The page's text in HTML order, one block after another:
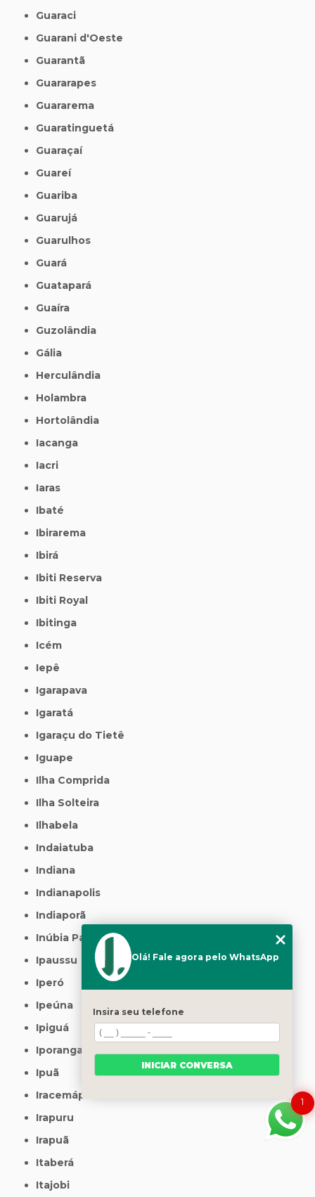
Guaraci
Guarani d'Oeste
Guarantã
Guararapes
Guararema
Guaratinguetá
Guaraçaí
Guareí
Guariba
Guarujá
Guarulhos
Guará
Guatapará
Guaíra
Guzolândia
Gália
Herculândia
Holambra
Hortolândia
Iacanga
Iacri
Iaras
Ibaté
Ibirarema
Ibirá
Ibiti Reserva
Ibiti Royal
Ibitinga
Icém
Iepê
Igarapava
Igaratá
Igaraçu do Tietê
Iguape
Ilha Comprida
Ilha Solteira
Ilhabela
Indaiatuba
Indiana
Indianapolis
Indiaporã
Inúbia Paulista
Ipaussu
Iperó
Ipeúna
Ipiguá
Iporanga
Ipuã
Iracemápolis
Irapuru
Irapuã
Itaberá
Itajobi
1
Olá! Fale agora pelo WhatsApp
Insira seu telefone
INICIAR CONVERSA